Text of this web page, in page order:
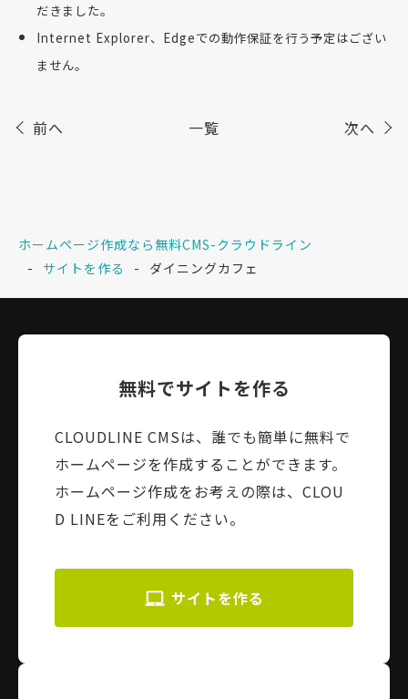
だきました。
Internet Explorer、Edgeでの動作保証を行う予定はござい
ません。
前へ 一覧 次へ
ホームページ作成なら無料CMS-クラウドライン
サイトを作る
ダイニングカフェ
無料でサイトを作る
CLOUDLINE CMSは、誰でも簡単に無料で
ホームページを作成することができます。
ホームページ作成をお考えの際は、CLOU
D LINEをご利用ください。
サイトを作る